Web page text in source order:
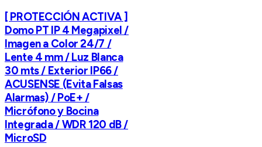
[ PROTECCIÓN ACTIVA ]
Domo PT IP 4 Megapixel /
Imagen a Color 24/7 /
Lente 4 mm / Luz Blanca
30 mts / Exterior IP66 /
ACUSENSE (Evita Falsas
Alarmas) / PoE+ /
Micrófono y Bocina
Integrada / WDR 120 dB /
MicroSD